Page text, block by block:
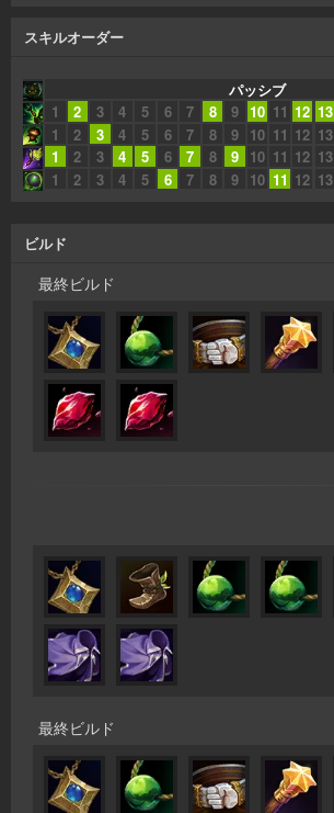
スキルオーダー
パッシブ
1
2 3 4 5 6 7 8 9 10 11 12 13
1
2 3 4 5 6 7 8 9 10 11 12 13
1
2 3 4 5 6 7 8 9 10 11 12 13
1
2 3 4 5 6 7 8 9 10 11 12 13
ビルド
最終ビルド
最終ビルド